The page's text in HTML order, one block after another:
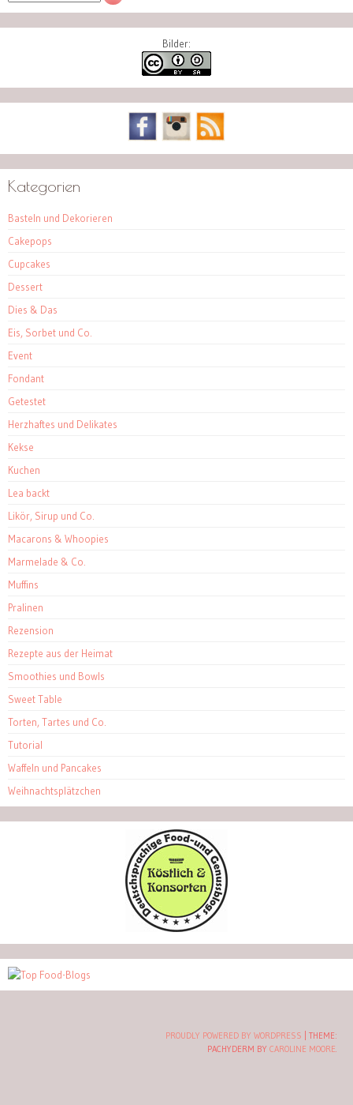
Bilder:
Kategorien
Basteln und Dekorieren
Cakepops
Cupcakes
Dessert
Dies & Das
Eis, Sorbet und Co.
Event
Fondant
Getestet
Herzhaftes und Delikates
Kekse
Kuchen
Lea backt
Likör, Sirup und Co.
Macarons & Whoopies
Marmelade & Co.
Muffins
Pralinen
Rezension
Rezepte aus der Heimat
Smoothies und Bowls
Sweet Table
Torten, Tartes und Co.
Tutorial
Waffeln und Pancakes
Weihnachtsplätzchen
PROUDLY POWERED BY WORDPRESS
THEME:
PACHYDERM BY CAROLINE MOORE.